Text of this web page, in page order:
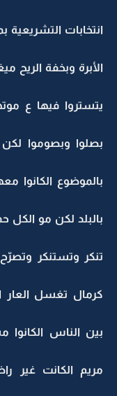
انتخابات
الأبرة وبخفة الريح
يتستروا فيها ع
بصلوا وبصوموا
بالموضوع الكانوا
بالبلد لكن مو الكل
تنكر وتستنكر وتصرّح
كرمال تغسل العار
بين الناس
مريم الكانت غير